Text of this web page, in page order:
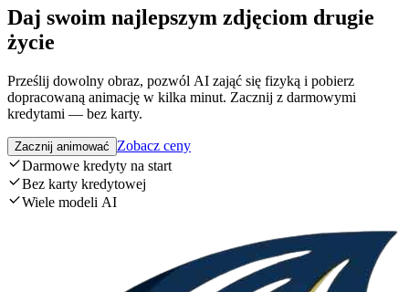
Daj swoim najlepszym zdjęciom drugie
życie
Prześlij dowolny obraz, pozwól AI zająć się fizyką i pobierz
dopracowaną animację w kilka minut. Zacznij z darmowymi
kredytami — bez karty.
Zacznij animować
Zobacz ceny
Darmowe kredyty na start
Bez karty kredytowej
Wiele modeli AI